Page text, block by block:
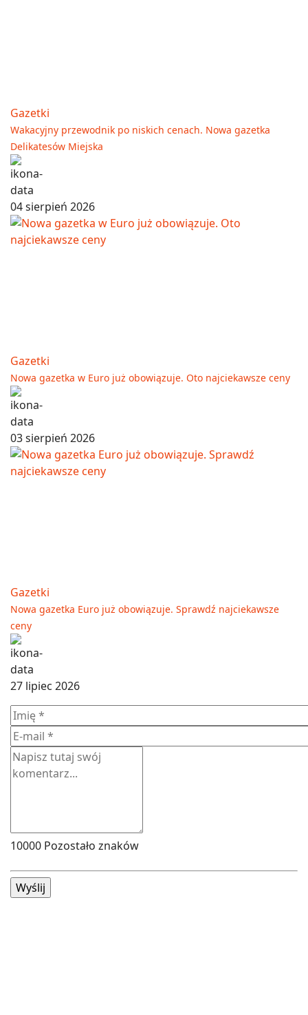
Gazetki
Wakacyjny przewodnik po niskich cenach. Nowa gazetka
Delikatesów Miejska
04 sierpień 2026
Gazetki
Nowa gazetka w Euro już obowiązuje. Oto najciekawsze ceny
03 sierpień 2026
Gazetki
Nowa gazetka Euro już obowiązuje. Sprawdź najciekawsze
ceny
27 lipiec 2026
10000 Pozostało znaków
Wyślij